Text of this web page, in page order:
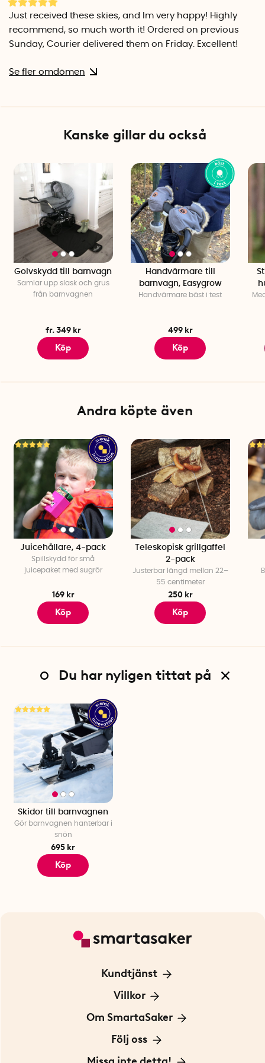
Just received these skies, and Im very happy! Highly
recommend, so much worth it! Ordered on previous
Sunday, Courier delivered them on Friday. Excellent!
Se fler omdömen
Kanske gillar du också
Golvskydd till barnvagn
Samlar upp slask och grus
från barnvagnen
fr. 349 kr
Köp
Handvärmare till
barnvagn, Easygrow
Handvärmare bäst i test
499 kr
Köp
Andra köpte även
Juicehållare, 4-pack
Spillskydd för små
juicepaket med sugrör
169 kr
Köp
Teleskopisk grillgaffel
2-pack
Justerbar längd mellan 22–
55 centimeter
250 kr
Köp
Du har nyligen tittat på
Skidor till barnvagnen
Gör barnvagnen hanterbar i
snön
695 kr
Köp
Kundtjänst
Kontakta oss
För Företag
Villkor
Frakt och leverans
Personuppgiftspolicy
Om SmartaSaker
Om oss
Vår historia
Följ oss
Blogg: Smarta tips